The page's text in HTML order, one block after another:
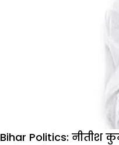
Bihar Politics: नीतीश